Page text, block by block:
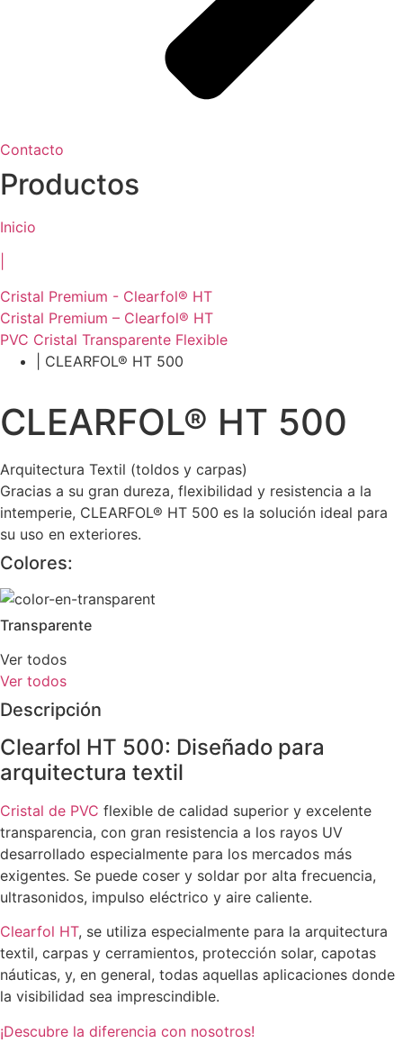
Contacto
Productos
Inicio
Cristal Premium - Clearfol® HT
Cristal Premium – Clearfol® HT
PVC Cristal Transparente Flexible
| CLEARFOL® HT 500
CLEARFOL® HT 500
Arquitectura Textil (toldos y carpas)
Gracias a su gran dureza, flexibilidad y resistencia a la
intemperie, CLEARFOL® HT 500 es la solución ideal para
su uso en exteriores.
Colores:
Transparente
Ver todos
Ver todos
Descripción
Clearfol HT 500: Diseñado para
arquitectura textil
Cristal de PVC flexible de calidad superior y excelente
transparencia, con gran resistencia a los rayos UV
desarrollado especialmente para los mercados más
exigentes. Se puede coser y soldar por alta frecuencia,
ultrasonidos, impulso eléctrico y aire caliente.
Clearfol HT, se utiliza especialmente para la arquitectura
textil, carpas y cerramientos, protección solar, capotas
náuticas, y, en general, todas aquellas aplicaciones donde
la visibilidad sea imprescindible.
¡Descubre la diferencia con nosotros!